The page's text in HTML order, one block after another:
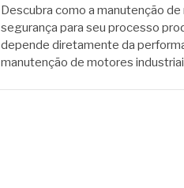
Descubra como a manutenção
segurança para seu processo
depende diretamente da
manutenção de motores